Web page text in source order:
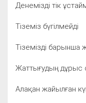
Денемізді тік
Тіземіз бүгілмейді
Тіземізді барынша
Жаттығудың дұрыс
Алақан жайылған